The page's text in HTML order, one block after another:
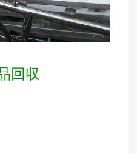
回収